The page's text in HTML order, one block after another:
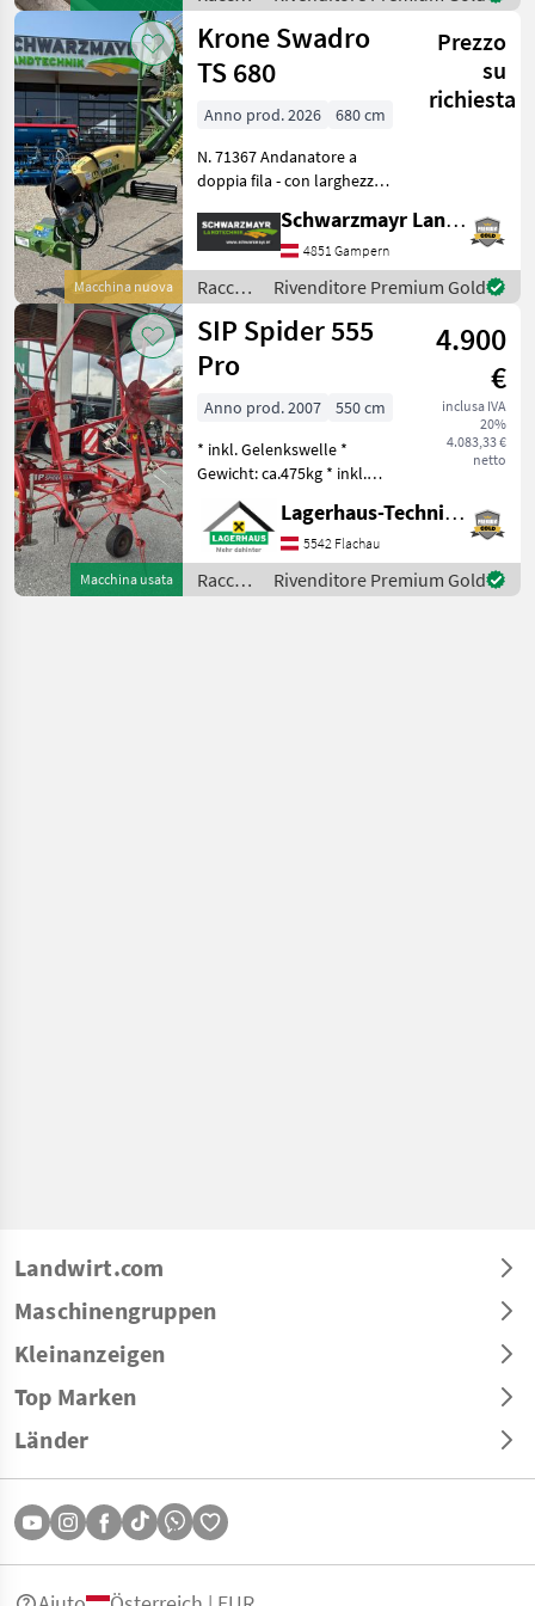
ausreichend Zeit
mangimi
/
Sonstige
Macchina nuova
Krone Swadro
TS 680
Prezzo
su
richiesta
Anno prod. 2026
680 cm
N. 71367 Andanatore a
doppia fila - con larghezza
2x13 bracci a denti rigidi
(altezza di trasporto 3.990
mm) - con 4 doppie punte
sollevab
Schwarzmayr Landtechnik GmbH - Gampern
4851 Gampern
Raccolta
mangimi
/ Krone
Rivenditore Premium Gold
Macchina usata
SIP Spider 555
Pro
4.900
€
inclusa IVA
20%
4.083,33 €
netto
Anno prod. 2007
550 cm
* inkl. Gelenkswelle *
Gewicht: ca.475kg * inkl.
Tastrad * hydraulisch
klappbar * mech.
Grenzstreueinrichtung Wir
bitten telefonisch oder per
Mail Ihren Besuc
Lagerhaus-Technik Flachau
5542 Flachau
Raccolta
mangimi
Rivenditore Premium Gold
Landwirt.com
Maschinengruppen
Kleinanzeigen
Top Marken
Länder